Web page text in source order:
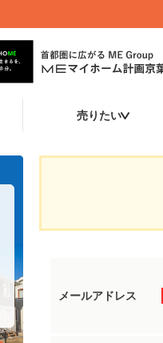
売りたい
メールアドレス